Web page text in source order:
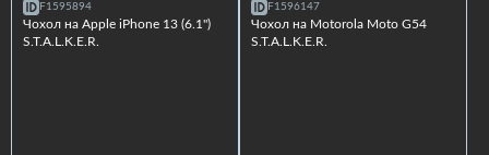
F1595894
Чохол на Apple iPhone 13 (6.1")
S.T.A.L.K.E.R.
F1596147
Чохол на Motorola Moto G54
S.T.A.L.K.E.R.